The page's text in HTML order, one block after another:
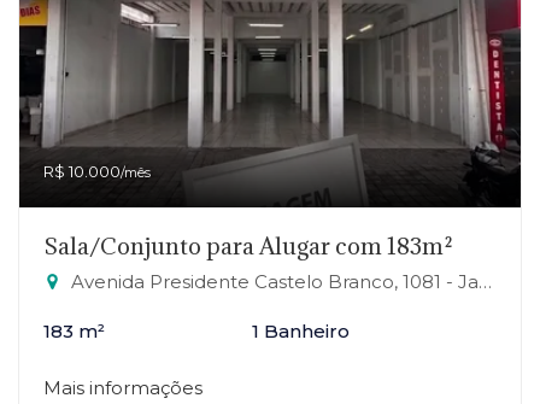
R$ 10.000/mês
Sala/Conjunto para Alugar com 183m²
Avenida Presidente Castelo Branco, 1081 - Jardim Zaira, Mauá-SP
183 m² 1 Banheiro
Mais informações